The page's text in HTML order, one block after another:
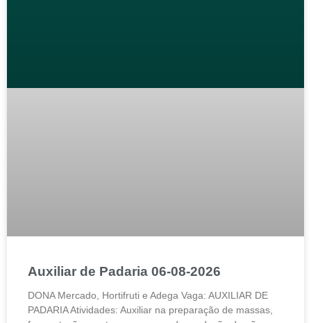
Auxiliar de Padaria 06-08-2026
DONA Mercado, Hortifruti e Adega Vaga: AUXILIAR DE
PADARIA Atividades: Auxiliar na preparação de massas,